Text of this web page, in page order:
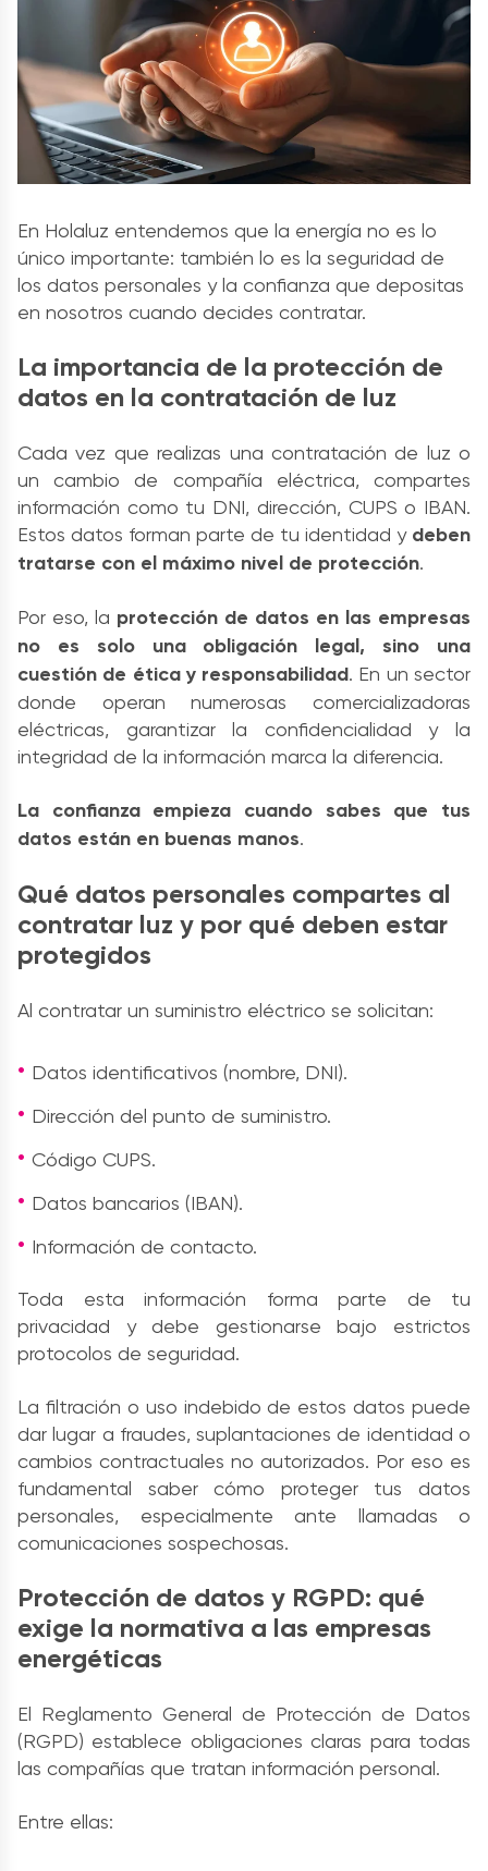
En Holaluz entendemos que la energía no es lo
único importante: también lo es la seguridad de
los datos personales y la confianza que depositas
en nosotros cuando decides contratar.
La importancia de la protección de
datos en la contratación de luz
Cada vez que realizas una contratación de luz o
un cambio de compañía eléctrica, compartes
información como tu DNI, dirección, CUPS o IBAN.
Estos datos forman parte de tu identidad y deben
tratarse con el máximo nivel de protección.
Por eso, la protección de datos en las empresas
no es solo una obligación legal, sino una
cuestión de ética y responsabilidad. En un sector
donde operan numerosas comercializadoras
eléctricas, garantizar la confidencialidad y la
integridad de la información marca la diferencia.
La confianza empieza cuando sabes que tus
datos están en buenas manos.
Qué datos personales compartes al
contratar luz y por qué deben estar
protegidos
Al contratar un suministro eléctrico se solicitan:
Datos identificativos (nombre, DNI).
Dirección del punto de suministro.
Código CUPS.
Datos bancarios (IBAN).
Información de contacto.
Toda esta información forma parte de tu
privacidad y debe gestionarse bajo estrictos
protocolos de seguridad.
La filtración o uso indebido de estos datos puede
dar lugar a fraudes, suplantaciones de identidad o
cambios contractuales no autorizados. Por eso es
fundamental saber cómo proteger tus datos
personales, especialmente ante llamadas o
comunicaciones sospechosas.
Protección de datos y RGPD: qué
exige la normativa a las empresas
energéticas
El Reglamento General de Protección de Datos
(RGPD) establece obligaciones claras para todas
las compañías que tratan información personal.
Entre ellas: